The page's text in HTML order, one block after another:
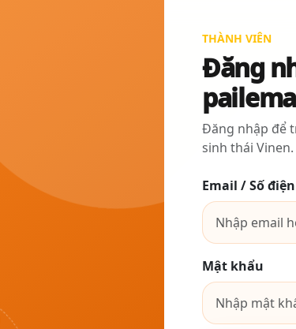
THÀNH VIÊN
Đăng
Đăng nhập để
sinh thái Vinen.
Email / Số
Mật khẩu